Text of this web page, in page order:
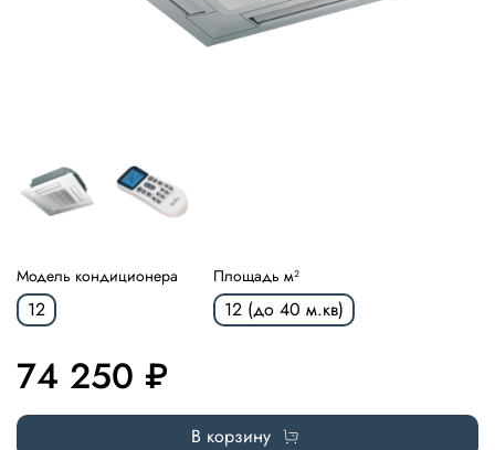
Модель кондиционера
12
Площадь м²
12 (до 40 м.кв)
74 250 ₽
В корзину